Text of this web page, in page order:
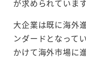
が求められています
大企業は既に海外
ンダードとなって
かけて海外市場に